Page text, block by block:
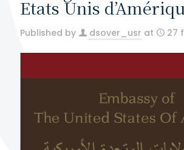
Etats Unis
Published by dsover_usr at 27